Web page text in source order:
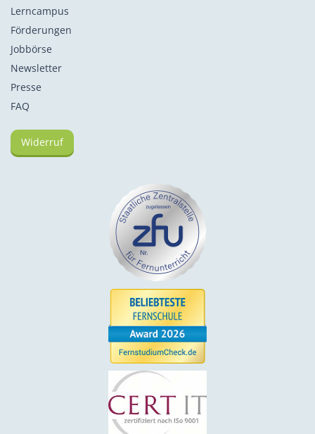
Lerncampus
Förderungen
Jobbörse
Newsletter
Presse
FAQ
Widerruf